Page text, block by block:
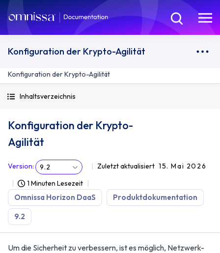
Konfiguration der Krypto-Agilität
Konfiguration der Krypto-Agilität
Inhaltsverzeichnis
Konfiguration der Krypto-
Agilität
Version: 9.2 Zuletzt aktualisiert 15. Mai 2026
1 Minuten Lesezeit
Omnissa Horizon DaaS Produktdokumentation
9.2
Um die Sicherheit zu verbessern, ist es möglich, Netzwerk-